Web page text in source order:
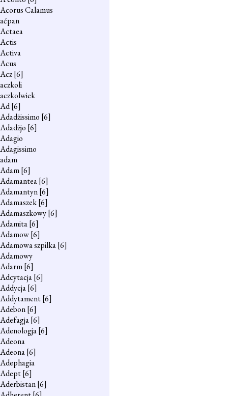
Acorus Calamus
aćpan
Actaea
Actis
Activa
Acus
Acz[6]
aczkoli
aczkolwiek
Ad[6]
Adadżissimo [6]
Adadżjo [6]
Adagio
Adagissimo
adam
Adam[6]
Adamantea[6]
Adamantyn[6]
Adamaszek[6]
Adamaszkowy[6]
Adamita[6]
Adamow[6]
Adamowa szpilka[6]
Adamowy
Adarm[6]
Adcytacja[6]
Addycja[6]
Addytament[6]
Adebon[6]
Adefagja[6]
Adenologja[6]
Adeona
Adeona[6]
Adephagia
Adept[6]
Aderbistan[6]